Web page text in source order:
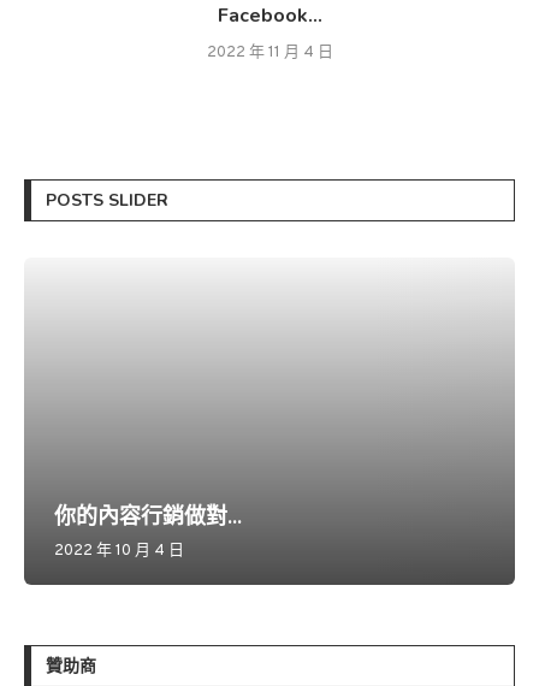
Facebook...
2022 年 11 月 4 日
POSTS SLIDER
你的內容行銷做對...
2022 年 10 月 4 日
贊助商